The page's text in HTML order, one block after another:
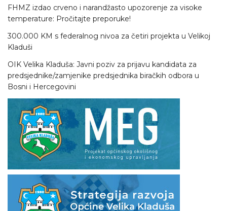
FHMZ izdao crveno i narandžasto upozorenje za visoke
temperature: Pročitajte preporuke!
300.000 KM s federalnog nivoa za četiri projekta u Velikoj
Kladuši
OIK Velika Kladuša: Javni poziv za prijavu kandidata za
predsjednike/zamjenike predsjednika biračkih odbora u
Bosni i Hercegovini